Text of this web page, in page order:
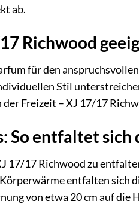
ab.
Richwood
für den
Stil
der Freizeit – XJ 17/17
So entfaltet
17/17 Richwood zu
entfalten sich
von etwa 20 cm auf die